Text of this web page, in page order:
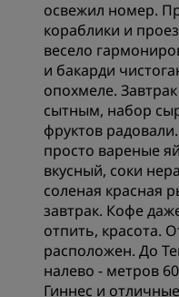
освежил номер.
кораблики и
весело
и бакарди
опохмеле.
сытным, набор
фруктов
просто вареные
вкусный, соки
соленая красная
завтрак. Кофе
отпить, красота.
расположен. До
налево - метров
Гиннес и